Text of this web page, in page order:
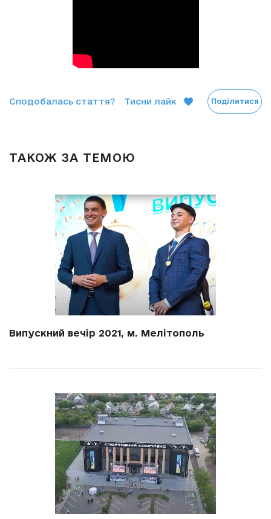
Сподобалась стаття? Тисни лайк Поділитися
ТАКОЖ ЗА ТЕМОЮ
Випускний вечір 2021, м. Мелітополь